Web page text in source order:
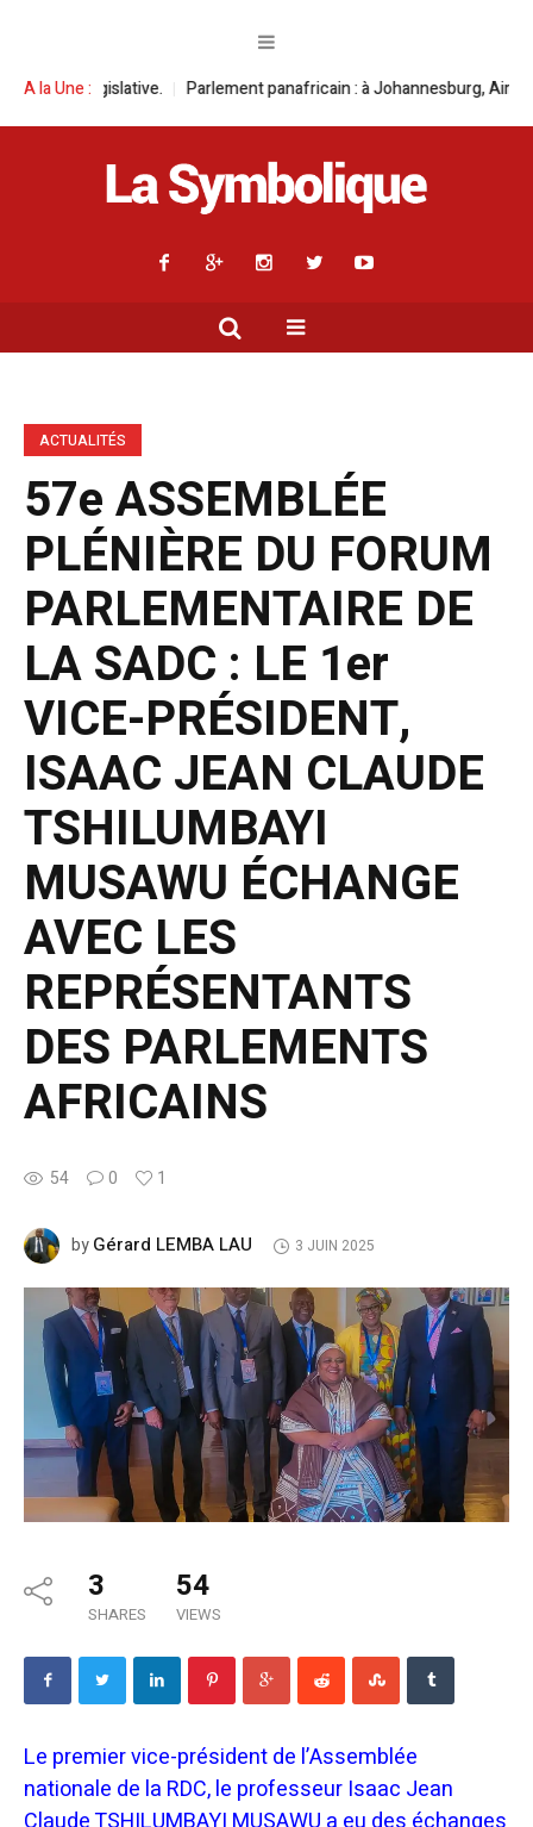
A la Une :
Parlement panafricain : à Johannesburg, Aimé Boji Sangara
ACTUALITÉS
57e ASSEMBLÉE
PLÉNIÈRE DU FORUM
PARLEMENTAIRE DE
LA SADC : LE 1er
VICE-PRÉSIDENT,
ISAAC JEAN CLAUDE
TSHILUMBAYI
MUSAWU ÉCHANGE
AVEC LES
REPRÉSENTANTS
DES PARLEMENTS
AFRICAINS
54 0 1
byGérard LEMBA LAU 3 JUIN 2025
3
SHARES
54
VIEWS
Le premier vice-président de l’Assemblée
nationale de la RDC, le professeur Isaac Jean